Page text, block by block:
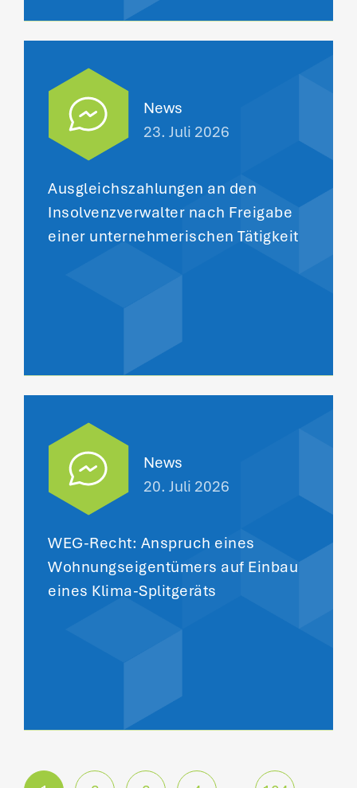
News
23. Juli 2026
Ausgleichszahlungen an den
Insolvenzverwalter nach Freigabe
einer unternehmerischen Tätigkeit
News
20. Juli 2026
WEG-Recht: Anspruch eines
Wohnungseigentümers auf Einbau
eines Klima-Splitgeräts